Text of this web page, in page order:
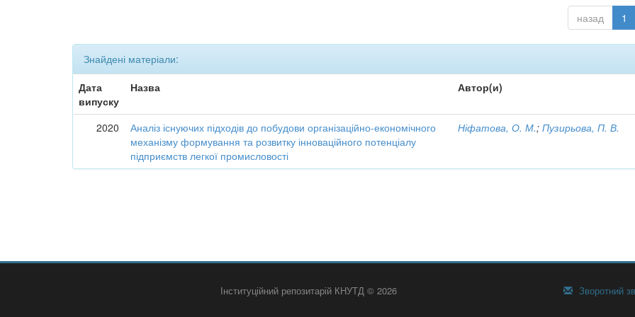
назад 1
Знайдені матеріали:
Дата
випуску
Назва Автор(и)
2020
Аналіз існуючих підходів до побудови організаційно-економічного
механізму формування та розвитку інноваційного потенціалу
підприємств легкої промисловості
Ніфатова, О. М.;Пузирьова, П. В.
Інституційний репозитарій КНУТД © 2026 Зворотний